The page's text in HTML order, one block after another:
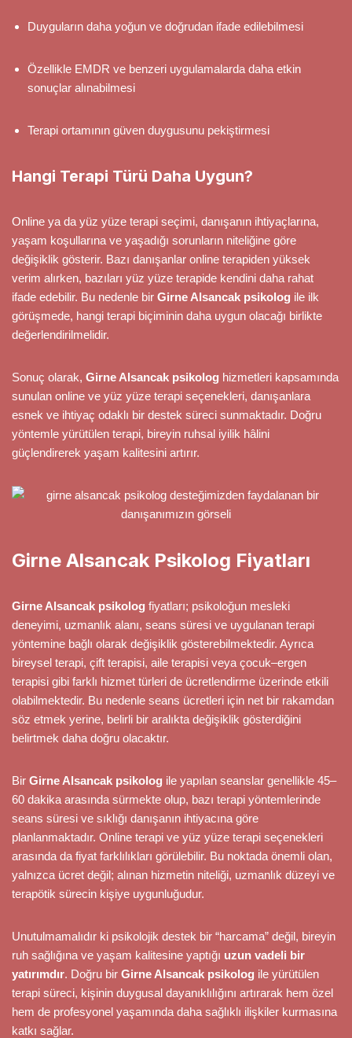
Duyguların daha yoğun ve doğrudan ifade edilebilmesi
Özellikle EMDR ve benzeri uygulamalarda daha etkin
sonuçlar alınabilmesi
Terapi ortamının güven duygusunu pekiştirmesi
Hangi Terapi Türü Daha Uygun?
Online ya da yüz yüze terapi seçimi, danışanın ihtiyaçlarına,
yaşam koşullarına ve yaşadığı sorunların niteliğine göre
değişiklik gösterir. Bazı danışanlar online terapiden yüksek
verim alırken, bazıları yüz yüze terapide kendini daha rahat
ifade edebilir. Bu nedenle bir Girne Alsancak psikolog ile ilk
görüşmede, hangi terapi biçiminin daha uygun olacağı birlikte
değerlendirilmelidir.
Sonuç olarak, Girne Alsancak psikolog hizmetleri kapsamında
sunulan online ve yüz yüze terapi seçenekleri, danışanlara
esnek ve ihtiyaç odaklı bir destek süreci sunmaktadır. Doğru
yöntemle yürütülen terapi, bireyin ruhsal iyilik hâlini
güçlendirerek yaşam kalitesini artırır.
Girne Alsancak Psikolog Fiyatları
Girne Alsancak psikolog fiyatları; psikoloğun mesleki
deneyimi, uzmanlık alanı, seans süresi ve uygulanan terapi
yöntemine bağlı olarak değişiklik gösterebilmektedir. Ayrıca
bireysel terapi, çift terapisi, aile terapisi veya çocuk–ergen
terapisi gibi farklı hizmet türleri de ücretlendirme üzerinde etkili
olabilmektedir. Bu nedenle seans ücretleri için net bir rakamdan
söz etmek yerine, belirli bir aralıkta değişiklik gösterdiğini
belirtmek daha doğru olacaktır.
Bir Girne Alsancak psikolog ile yapılan seanslar genellikle 45–
60 dakika arasında sürmekte olup, bazı terapi yöntemlerinde
seans süresi ve sıklığı danışanın ihtiyacına göre
planlanmaktadır. Online terapi ve yüz yüze terapi seçenekleri
arasında da fiyat farklılıkları görülebilir. Bu noktada önemli olan,
yalnızca ücret değil; alınan hizmetin niteliği, uzmanlık düzeyi ve
terapötik sürecin kişiye uygunluğudur.
Unutulmamalıdır ki psikolojik destek bir “harcama” değil, bireyin
ruh sağlığına ve yaşam kalitesine yaptığı uzun vadeli bir
yatırımdır. Doğru bir Girne Alsancak psikolog ile yürütülen
terapi süreci, kişinin duygusal dayanıklılığını artırarak hem özel
hem de profesyonel yaşamında daha sağlıklı ilişkiler kurmasına
katkı sağlar.